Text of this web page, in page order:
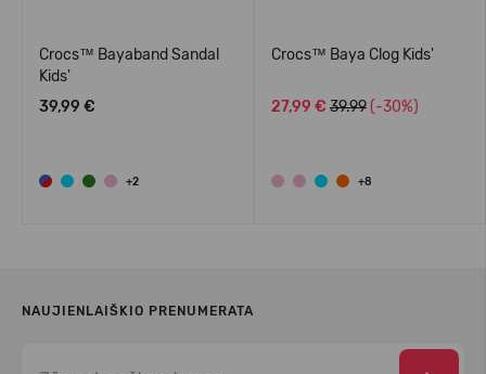
Crocs™ Bayaband Sandal
Kids'
39,99 €
+2
Crocs™ Baya Clog Kids'
27,99 € 39.99 (-30%)
+8
NAUJIENLAIŠKIO PRENUMERATA